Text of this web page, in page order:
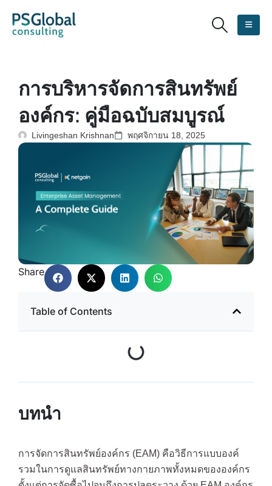
การบริหารจัดการสินทรัพย์
องค์กร: คู่มือฉบับสมบูรณ์
Livingeshan Krishnan พฤศจิกายน 18, 2025
Share
Table of Contents
บทนำ
การจัดการสินทรัพย์องค์กร (EAM) คือวิธีการแบบองค์
รวมในการดูแลสินทรัพย์ทางกายภาพทั้งหมดขององค์กร